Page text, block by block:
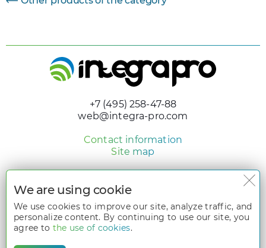
+7 (495) 258-47-88
web@integra-pro.com
Contact information
Site map
Design and development
nologostudio.ru
All rights reserved. The information on the websitewww.integra-
pro.com is the intellectual property of its owners and is protected by
Part 4 of the Civil Code, which pertains to the rights to the results of
We are using cookie
We use cookies to improve our site, analyze traffic, and
personalize content. By continuing to use our site, you
agree to the use of cookies.